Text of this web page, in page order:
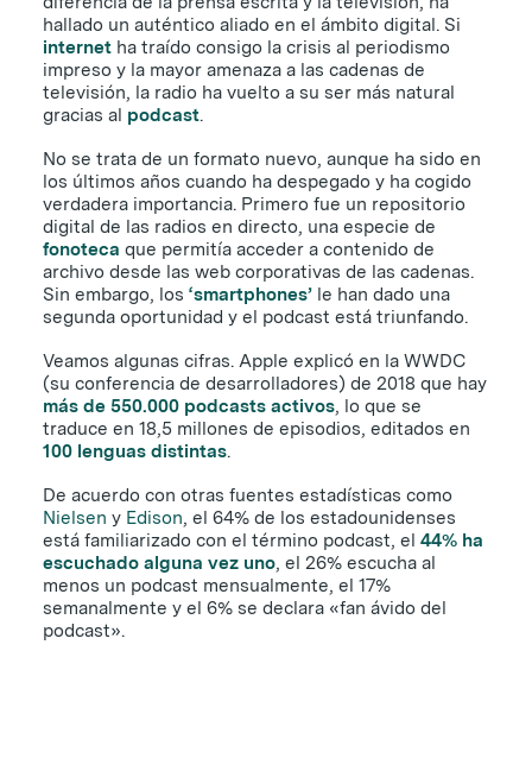
hallado un auténtico aliado en el ámbito digital. Si
internet ha traído consigo la crisis al periodismo
impreso y la mayor amenaza a las cadenas de
televisión, la radio ha vuelto a su ser más natural
gracias al podcast.
No se trata de un formato nuevo, aunque ha sido en
los últimos años cuando ha despegado y ha cogido
verdadera importancia. Primero fue un repositorio
digital de las radios en directo, una especie de
fonoteca que permitía acceder a contenido de
archivo desde las web corporativas de las cadenas.
Sin embargo, los ‘smartphones’ le han dado una
segunda oportunidad y el podcast está triunfando.
Veamos algunas cifras. Apple explicó en la WWDC
(su conferencia de desarrolladores) de 2018 que hay
más de 550.000 podcasts activos, lo que se
traduce en 18,5 millones de episodios, editados en
100 lenguas distintas.
De acuerdo con otras fuentes estadísticas como
Nielsen y Edison, el 64% de los estadounidenses
está familiarizado con el término podcast, el 44% ha
escuchado alguna vez uno, el 26% escucha al
menos un podcast mensualmente, el 17%
semanalmente y el 6% se declara «fan ávido del
podcast».